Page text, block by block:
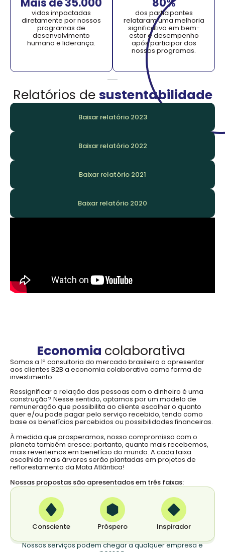
vidas impactadas
diretamente por nossos
programas de
desenvolvimento
humano e liderança.
dos participantes
relataram uma melhoria
significativa em bem-
estar e desempenho
após participar dos
nossos programas.
Relatórios de sustentabilidade
Baixar relatório 2023
Baixar relatório 2022
Baixar relatório 2021
Baixar relatório 2020
Economia colaborativa
Somos a 1ª consultoria do mercado brasileiro a apresentar
aos clientes B2B a economia colaborativa como forma de
investimento.
Ressignificar a relação das pessoas com o dinheiro é uma
construção? Nesse sentido, optamos por um modelo de
remuneração que possibilita ao cliente escolher o quanto
quer e/ou pode pagar pelo serviço recebido, tendo como
base os benefícios percebidos ou possibilidades financeiras.
À medida que prosperamos, nosso compromisso com o
planeta também cresce; portanto, quanto mais recebemos,
mais revertemos em benefício do mundo. A cada faixa
escolhida mais árvores serão plantadas em projetos de
reflorestamento da Mata Atlântica!
Nossas propostas são apresentados em três faixas:
Consciente Próspero
Inspirador
Nossos serviços podem chegar a qualquer empresa e